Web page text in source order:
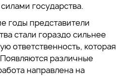
государства.
годы представители
стали гораздо сильнее
ответственность, которая
различные
направлена на